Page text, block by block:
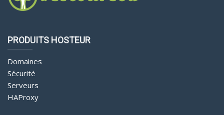
PRODUITS HOSTEUR
Domaines
Sécurité
Serveurs
HAProxy